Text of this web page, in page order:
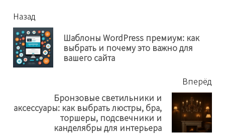
читать
еще
Назад
Шаблоны WordPress премиум: как
выбрать и почему это важно для
вашего сайта
Вперёд
Next
Бронзовые светильники и
аксессуары: как выбрать люстры, бра,
торшеры, подсвечники и
канделябры для интерьера